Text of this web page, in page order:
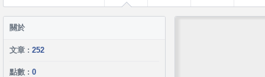
關於
文章 : 252
點數 : 0